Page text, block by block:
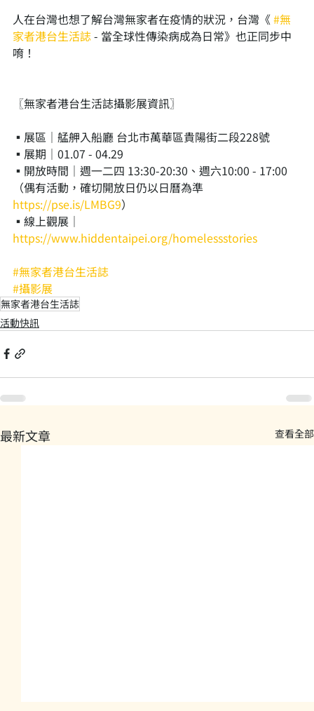
人在台灣也想了解台灣無家者在疫情的狀況，台灣《 #無
家者港台生活誌 - 當全球性傳染病成為日常》也正同步中
唷！​
〖無家者港台生活誌攝影展資訊〗​
▪︎展區｜艋舺入船廳 台北市萬華區貴陽街二段228號​
▪︎展期｜01.07 - 04.29​
▪︎開放時間｜週一二四 13:30-20:30、週六10:00 - 17:00 ​
（偶有活動，確切開放日仍以日曆為準
https://pse.is/LMBG9）​
▪︎線上觀展｜
https://www.hiddentaipei.org/homelessstories
#無家者港台生活誌
#攝影展
無家者港台生活誌
活動快訊
最新文章 查看全部